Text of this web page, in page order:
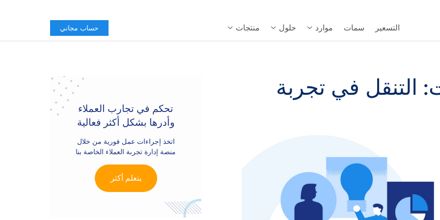
منتجات حلول موارد سمات التسعير حساب مجاني
التنقل في تجربة
تحكم في تجارب العملاء
وأدرها بشكل أكثر فعالية
اتخذ إجراءات عمل فورية من خلال
منصة إدارة تجربة العملاء الخاصة بنا
يتعلم أكثر